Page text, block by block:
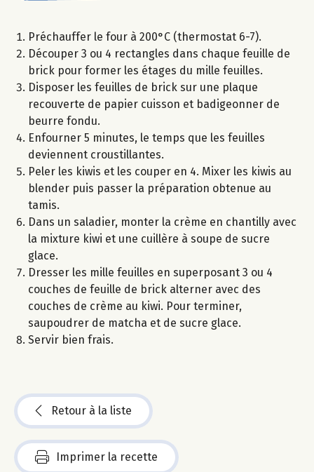
Préchauffer le four à 200°C (thermostat 6-7).
Découper 3 ou 4 rectangles dans chaque feuille de
brick pour former les étages du mille feuilles.
Disposer les feuilles de brick sur une plaque
recouverte de papier cuisson et badigeonner de
beurre fondu.
Enfourner 5 minutes, le temps que les feuilles
deviennent croustillantes.
Peler les kiwis et les couper en 4. Mixer les kiwis au
blender puis passer la préparation obtenue au
tamis.
Dans un saladier, monter la crème en chantilly avec
la mixture kiwi et une cuillère à soupe de sucre
glace.
Dresser les mille feuilles en superposant 3 ou 4
couches de feuille de brick alterner avec des
couches de crème au kiwi. Pour terminer,
saupoudrer de matcha et de sucre glace.
Servir bien frais.
Retour à la liste
Imprimer la recette